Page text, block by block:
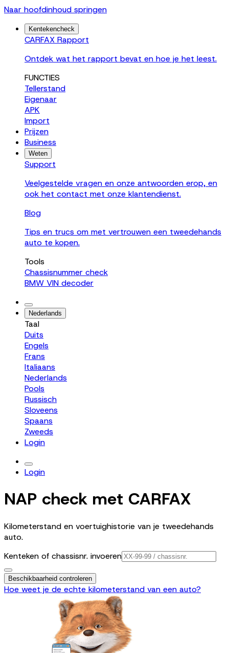
Naar hoofdinhoud springen
Kentekencheck
CARFAX Rapport
Ontdek wat het rapport bevat en hoe je het leest.
FUNCTIES
Tellerstand
Eigenaar
APK
Import
Prijzen
Business
Weten
Support
Veelgestelde vragen en onze antwoorden erop, en
ook het contact met onze klantendienst.
Blog
Tips en trucs om met vertrouwen een tweedehands
auto te kopen.
Tools
Chassisnummer check
BMW VIN decoder
Nederlands
Taal
Duits
Engels
Frans
Italiaans
Nederlands
Pools
Russisch
Sloveens
Spaans
Zweeds
Login
Login
NAP check met CARFAX
Kilometerstand en voertuighistorie van je tweedehands
auto.
Kenteken of chassisnr. invoeren
Beschikbaarheid controleren
Hoe weet je de echte kilometerstand van een auto?